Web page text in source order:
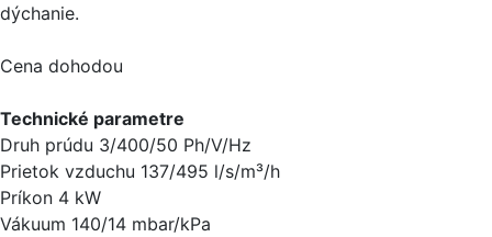
dýchanie.
Cena dohodou
Technické parametre
Druh prúdu 3/400/50 Ph/V/Hz
Prietok vzduchu 137/495 l/s/m³/h
Príkon 4 kW
Vákuum 140/14 mbar/kPa